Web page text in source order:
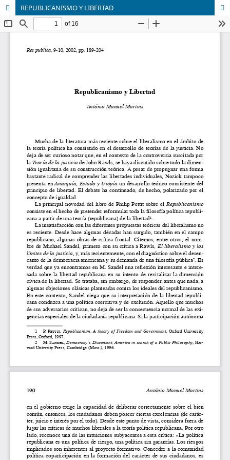
REPUBLICANISMO Y LIBERTAD